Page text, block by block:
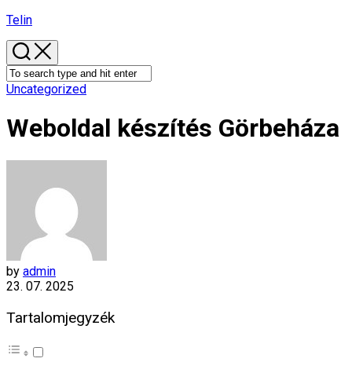
Skip
content
Telin
Uncategorized
Weboldal készítés​ Görbeháza
by admin
23. 07. 2025
Tartalomjegyzék